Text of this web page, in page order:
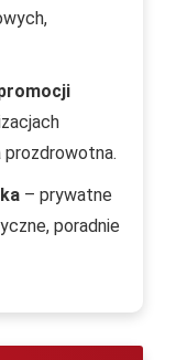
prozdrowotna.
– prywatne
poradnie